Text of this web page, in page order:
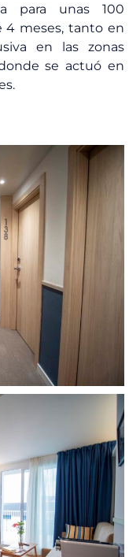
para unas 100
4 meses, tanto en
en las zonas
se actuó en